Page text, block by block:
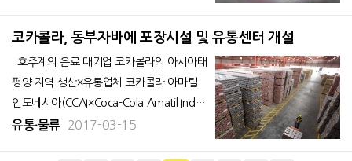
고차 판매량에 큰 변동이 없었음에도 거래액
코카콜라, 동부자바에 포장시설 및 유통센터 개설
호주계의 음료 대기업 코카콜라의 아시아태
평양 지역 생산×유통업체 코카콜라 아마틸
인도네시아(CCAI×Coca-Cola Amatil Indon
esia)는 9일 동부 자바에 포장시설 및 유통센
유통∙물류 2017-03-15